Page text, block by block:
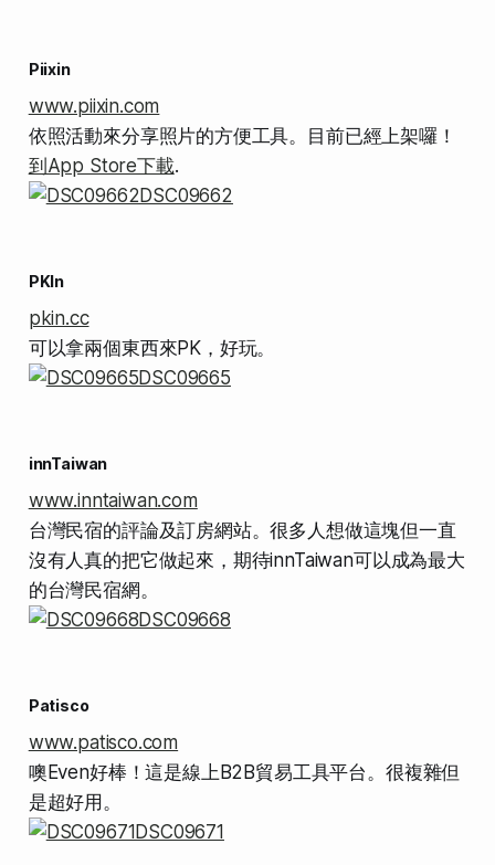
Piixin
www.piixin.com
依照活動來分享照片的方便工具。目前已經上架囉！
到App Store下載.
PKIn
pkin.cc
可以拿兩個東西來PK，好玩。
innTaiwan
www.inntaiwan.com
台灣民宿的評論及訂房網站。很多人想做這塊但一直
沒有人真的把它做起來，期待innTaiwan可以成為最大
的台灣民宿網。
Patisco
www.patisco.com
噢Even好棒！這是線上B2B貿易工具平台。很複雜但
是超好用。